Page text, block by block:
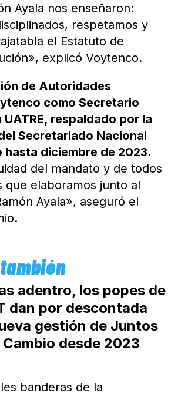
Ayala nos enseñaron:
respetamos y
el Estatuto de
explicó Voytenco.
de Autoridades
como Secretario
UATRE, respaldado por la
Secretariado Nacional
hasta diciembre de 2023.
del mandato y de todos
que elaboramos junto al
Ayala», aseguró el
adentro, los popes de
dan por descontada
gestión de Juntos
desde 2023
banderas de la